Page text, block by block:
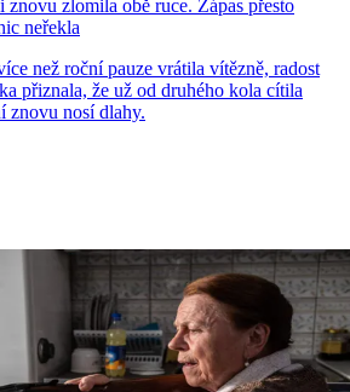
znovu zlomila obě ruce. Zápas přesto
neřekla
než roční pauze vrátila vítězně, radost
přiznala, že už od druhého kola cítila
znovu nosí dlahy.